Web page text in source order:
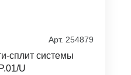
Арт. 254879
сплит системы
U